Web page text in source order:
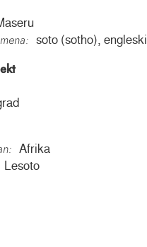
soto (sotho), engleski
Afrika
Lesoto